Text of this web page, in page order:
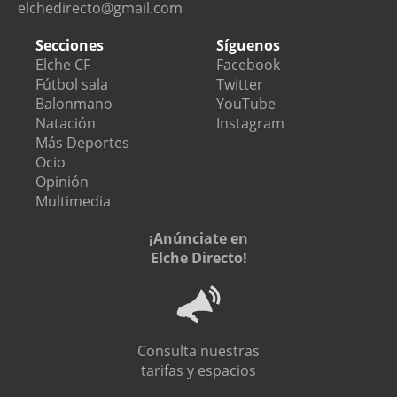
elchedirecto@gmail.com
Secciones
Elche CF
Fútbol sala
Balonmano
Natación
Más Deportes
Ocio
Opinión
Multimedia
Síguenos
Facebook
Twitter
YouTube
Instagram
¡Anúnciate en
Elche Directo!
Consulta nuestras
tarifas y espacios